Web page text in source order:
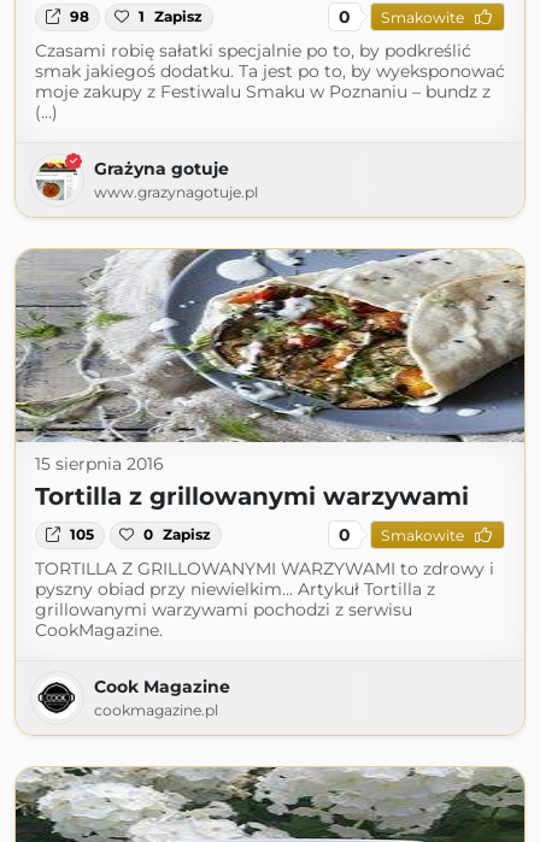
98 1 Zapisz 0 Smakowite
Czasami robię sałatki specjalnie po to, by podkreślić
smak jakiegoś dodatku. Ta jest po to, by wyeksponować
moje zakupy z Festiwalu Smaku w Poznaniu – bundz z
(...)
Grażyna gotuje
www.grazynagotuje.pl
15 sierpnia 2016
Tortilla z grillowanymi warzywami
105 0 Zapisz 0 Smakowite
TORTILLA Z GRILLOWANYMI WARZYWAMI to zdrowy i
pyszny obiad przy niewielkim... Artykuł Tortilla z
grillowanymi warzywami pochodzi z serwisu
CookMagazine.
Cook Magazine
cookmagazine.pl